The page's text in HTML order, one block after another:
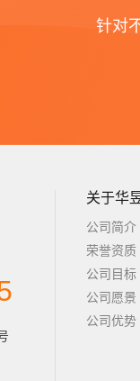
针对
关于华
公司简介
荣誉资质
公司目标
公司愿景
公司优势